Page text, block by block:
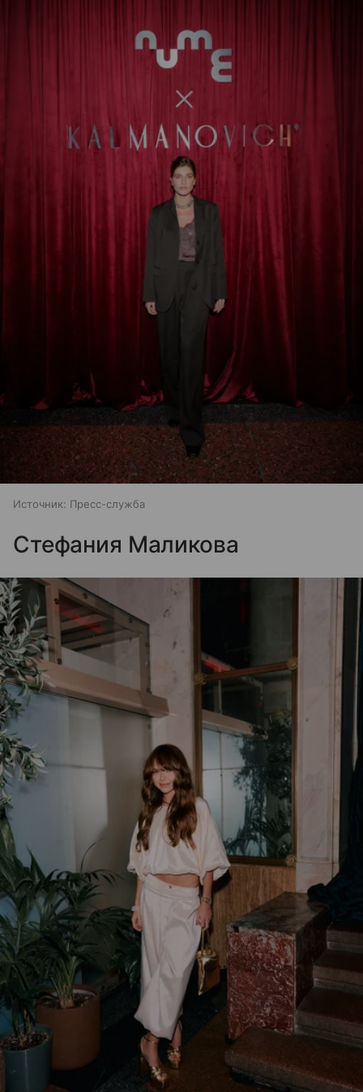
Источник: Пресс-служба
Стефания Маликова